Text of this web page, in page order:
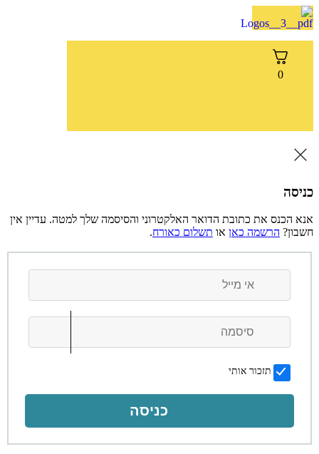
דלג
לתוכן
0
כניסה
אנא הכנס את כתובת הדואר האלקטרוני והסיסמה שלך למטה. עדיין אין
חשבון? הרשמה כאןאו תשלום כאורח.
תזכור אותי
כניסה